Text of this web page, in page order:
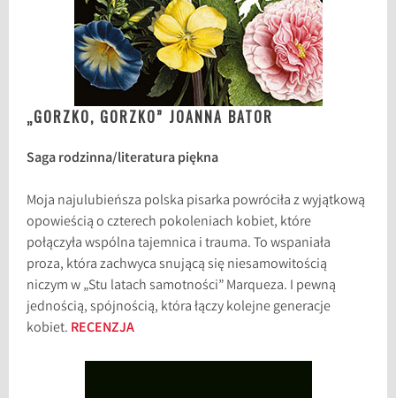
„GORZKO, GORZKO” JOANNA BATOR
Saga rodzinna/literatura piękna
Moja najulubieńsza polska pisarka powróciła z wyjątkową
opowieścią o czterech pokoleniach kobiet, które
połączyła wspólna tajemnica i trauma. To wspaniała
proza, która zachwyca snującą się niesamowitością
niczym w „Stu latach samotności” Marqueza. I pewną
jednością, spójnością, która łączy kolejne generacje
kobiet. RECENZJA